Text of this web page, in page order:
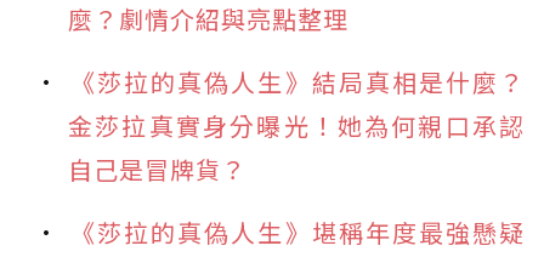
麼？劇情介紹與亮點整理
《莎拉的真偽人生》結局真相是什麼？
金莎拉真實身分曝光！她為何親口承認
自己是冒牌貨？
《莎拉的真偽人生》堪稱年度最強懸疑